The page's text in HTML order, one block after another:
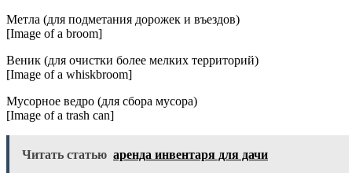
Метла (для подметания дорожек и въездов)
[Image of a broom]
Веник (для очистки более мелких территорий)
[Image of a whiskbroom]
Мусорное ведро (для сбора мусора)
[Image of a trash can]
Читать статью аренда инвентаря для дачи